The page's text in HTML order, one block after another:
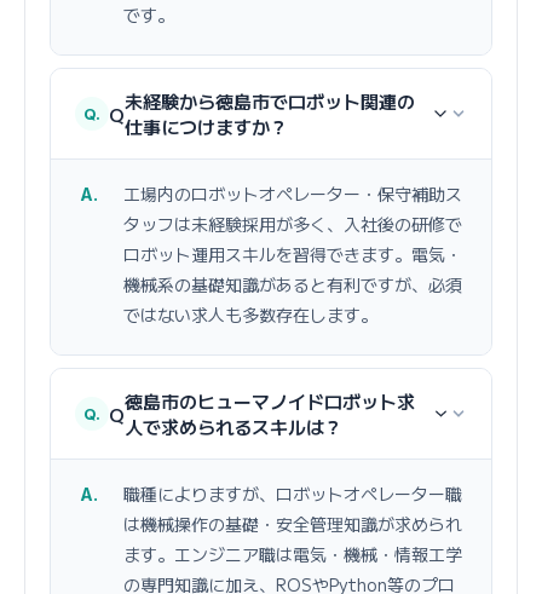
です。
Q未経験から徳島市でロボット関連の
仕事につけますか？
工場内のロボットオペレーター・保守補助ス
タッフは未経験採用が多く、入社後の研修で
ロボット運用スキルを習得できます。電気・
機械系の基礎知識があると有利ですが、必須
ではない求人も多数存在します。
Q徳島市のヒューマノイドロボット求
人で求められるスキルは？
職種によりますが、ロボットオペレーター職
は機械操作の基礎・安全管理知識が求められ
ます。エンジニア職は電気・機械・情報工学
の専門知識に加え、ROSやPython等のプロ